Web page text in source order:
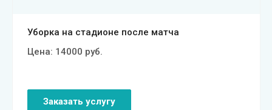
Уборка на стадионе после матча
Цена: 14000 руб.
Заказать услугу